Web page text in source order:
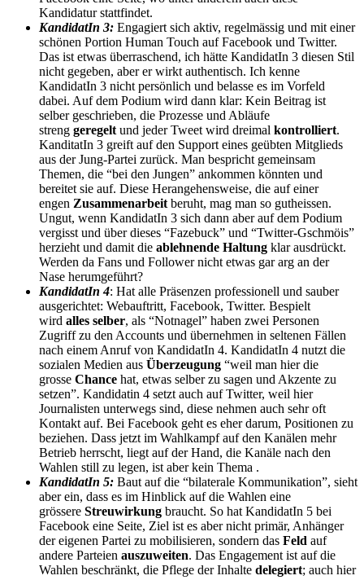
Kandidatur stattfindet.
KandidatIn 3: Engagiert sich aktiv, regelmässig und mit einer
schönen Portion Human Touch auf Facebook und Twitter.
Das ist etwas überraschend, ich hätte KandidatIn 3 diesen Stil
nicht gegeben, aber er wirkt authentisch. Ich kenne
KandidatIn 3 nicht persönlich und belasse es im Vorfeld
dabei. Auf dem Podium wird dann klar: Kein Beitrag ist
selber geschrieben, die Prozesse und Abläufe
streng geregelt und jeder Tweet wird dreimal kontrolliert.
KanditatIn 3 greift auf den Support eines geübten Mitglieds
aus der Jung-Partei zurück. Man bespricht gemeinsam
Themen, die “bei den Jungen” ankommen könnten und
bereitet sie auf. Diese Herangehensweise, die auf einer
engen Zusammenarbeit beruht, mag man so gutheissen.
Ungut, wenn KandidatIn 3 sich dann aber auf dem Podium
vergisst und über dieses “Fazebuck” und “Twitter-Gschmöis”
herzieht und damit die ablehnende Haltung klar ausdrückt.
Werden da Fans und Follower nicht etwas gar arg an der
Nase herumgeführt?
KandidatIn 4: Hat alle Präsenzen professionell und sauber
ausgerichtet: Webauftritt, Facebook, Twitter. Bespielt
wird alles selber, als “Notnagel” haben zwei Personen
Zugriff zu den Accounts und übernehmen in seltenen Fällen
nach einem Anruf von KandidatIn 4. KandidatIn 4 nutzt die
sozialen Medien aus Überzeugung “weil man hier die
grosse Chance hat, etwas selber zu sagen und Akzente zu
setzen”. Kandidatin 4 setzt auch auf Twitter, weil hier
Journalisten unterwegs sind, diese nehmen auch sehr oft
Kontakt auf. Bei Facebook geht es eher darum, Positionen zu
beziehen. Dass jetzt im Wahlkampf auf den Kanälen mehr
Betrieb herrscht, liegt auf der Hand, die Kanäle nach den
Wahlen still zu legen, ist aber kein Thema .
KandidatIn 5: Baut auf die “bilaterale Kommunikation”, sieht
aber ein, dass es im Hinblick auf die Wahlen eine
grössere Streuwirkung braucht. So hat KandidatIn 5 bei
Facebook eine Seite, Ziel ist es aber nicht primär, Anhänger
der eigenen Partei zu mobilisieren, sondern das Feld auf
andere Parteien auszuweiten. Das Engagement ist auf die
Wahlen beschränkt, die Pflege der Inhalte delegiert; auch hier